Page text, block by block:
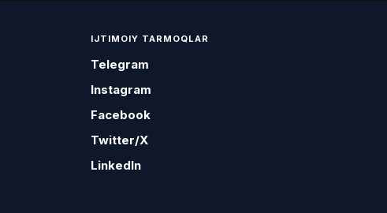
IJTIMOIY TARMOQLAR
Telegram
Instagram
Facebook
Twitter/X
LinkedIn